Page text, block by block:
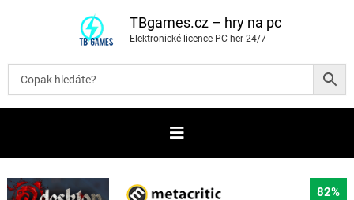
t
b
TBgames.cz – hry na pc
Elektronické licence PC her 24/7
82%